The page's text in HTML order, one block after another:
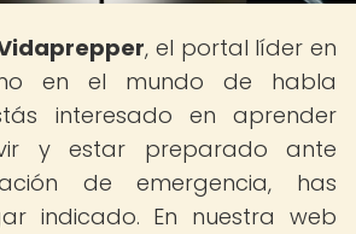
, el portal líder en
en el mundo de habla
interesado en aprender
y estar preparado ante
de emergencia, has
indicado. En nuestra web